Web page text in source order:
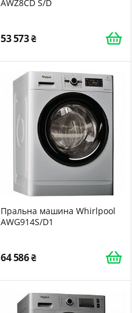
AWZ8CD S/D
53 573
Пральна машина Whirlpool
AWG914S/D1
64 586